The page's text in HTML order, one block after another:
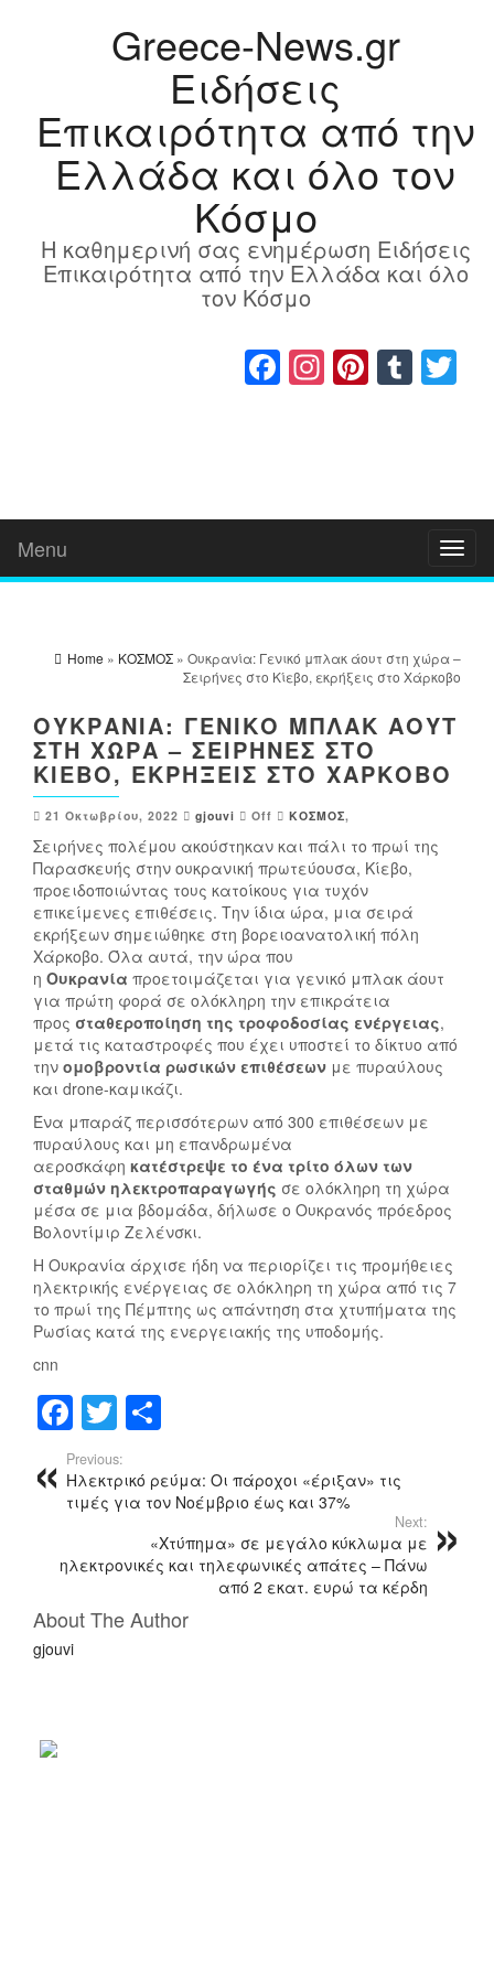
Greece-News.gr
Ειδήσεις
Επικαιρότητα από την
Ελλάδα και όλο τον
Κόσμο
Η καθημερινή σας ενημέρωση Ειδήσεις
Επικαιρότητα από την Ελλάδα και όλο
τον Κόσμο
Facebook
Instagram
Menu
Home » ΚΟΣΜΟΣ » Ουκρανία: Γενικό μπλακ άουτ στη χώρα –
Σειρήνες στο Κίεβο, εκρήξεις στο Χάρκοβο
ΟΥΚΡΑΝΊΑ: ΓΕΝΙΚΌ ΜΠΛΑΚ ΆΟΥΤ
ΣΤΗ ΧΏΡΑ – ΣΕΙΡΉΝΕΣ ΣΤΟ
ΚΊΕΒΟ, ΕΚΡΉΞΕΙΣ ΣΤΟ ΧΆΡΚΟΒΟ
21 Οκτωβρίου, 2022 gjouvi Off ΚΟΣΜΟΣ,
Σειρήνες πολέμου ακούστηκαν και πάλι το πρωί της
Παρασκευής στην ουκρανική πρωτεύουσα, Κίεβο,
προειδοποιώντας τους κατοίκους για τυχόν
επικείμενες επιθέσεις. Την ίδια ώρα, μια σειρά
εκρήξεων σημειώθηκε στη βορειοανατολική πόλη
Χάρκοβο. Όλα αυτά, την ώρα που
η Ουκρανία προετοιμάζεται για γενικό μπλακ άουτ
για πρώτη φορά σε ολόκληρη την επικράτεια
προς σταθεροποίηση της τροφοδοσίας ενέργειας,
μετά τις καταστροφές που έχει υποστεί το δίκτυο από
την ομοβροντία ρωσικών επιθέσεων με πυραύλους
και drone-καμικάζι.
Ένα μπαράζ περισσότερων από 300 επιθέσεων με
πυραύλους και μη επανδρωμένα
αεροσκάφη κατέστρεψε το ένα τρίτο όλων των
σταθμών ηλεκτροπαραγωγής σε ολόκληρη τη χώρα
μέσα σε μια βδομάδα, δήλωσε ο Ουκρανός πρόεδρος
Βολοντίμιρ Ζελένσκι.
Η Ουκρανία άρχισε ήδη να περιορίζει τις προμήθειες
ηλεκτρικής ενέργειας σε ολόκληρη τη χώρα από τις 7
το πρωί της Πέμπτης ως απάντηση στα χτυπήματα της
Ρωσίας κατά της ενεργειακής της υποδομής.
cnn
F
a
c
e
b
o
o
k
T
wi
tt
er
ρ
α
σ
τ
εί
Previous:
Ηλεκτρικό ρεύμα: Οι πάροχοι «έριξαν» τις
τιμές για τον Νοέμβριο έως και 37%
Next:
«Χτύπημα» σε μεγάλο κύκλωμα με
ηλεκτρονικές και τηλεφωνικές απάτες – Πάνω
από 2 εκατ. ευρώ τα κέρδη
About The Author
gjouvi